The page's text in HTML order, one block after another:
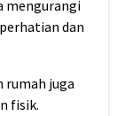
mengurangi
dan
rumah juga
fisik.